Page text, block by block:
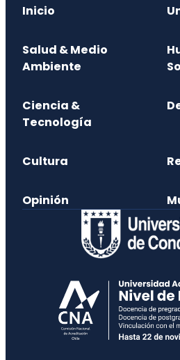
Inicio
Salud & Medio
Ambiente
Ciencia &
Tecnología
Cultura
Opinión